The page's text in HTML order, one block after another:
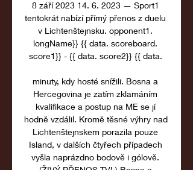
8 září 2023 14. 6. 2023 — Sport1
tentokrát nabízí přímý přenos z duelu
v Lichtenštejnsku. opponent1.
longName}} {{ data. scoreboard.
score1}} - {{ data. score2}} {{ data.
minuty, kdy hosté snížili. Bosna a
Hercegovina je zatím zklamáním
kvalifikace a postup na ME se jí
hodně vzdálil. Kromě těsné výhry nad
Lichtenštejnskem porazila pouze
Island, v dalších čtyřech případech
vyšla naprázdno bodově i gólově.